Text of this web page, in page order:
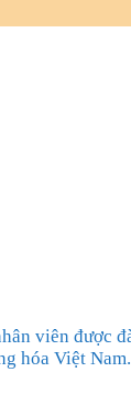
viên được
hóa Việt Nam.